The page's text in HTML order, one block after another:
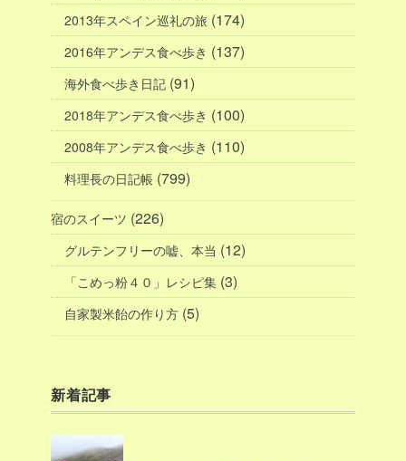
2013年スペイン巡礼の旅 (174)
2016年アンデス食べ歩き (137)
海外食べ歩き日記 (91)
2018年アンデス食べ歩き (100)
2008年アンデス食べ歩き (110)
料理長の日記帳 (799)
宿のスイーツ (226)
グルテンフリーの嘘、本当 (12)
「こめっ粉４０」レシピ集 (3)
自家製米飴の作り方 (5)
新着記事